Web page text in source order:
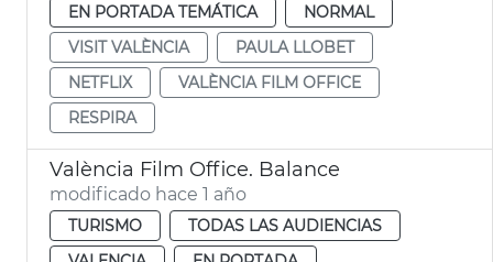
EN PORTADA TEMÁTICA
NORMAL
VISIT VALÈNCIA
PAULA LLOBET
NETFLIX
VALÈNCIA FILM OFFICE
RESPIRA
València Film Office. Balance
modificado hace 1 año
TURISMO
TODAS LAS AUDIENCIAS